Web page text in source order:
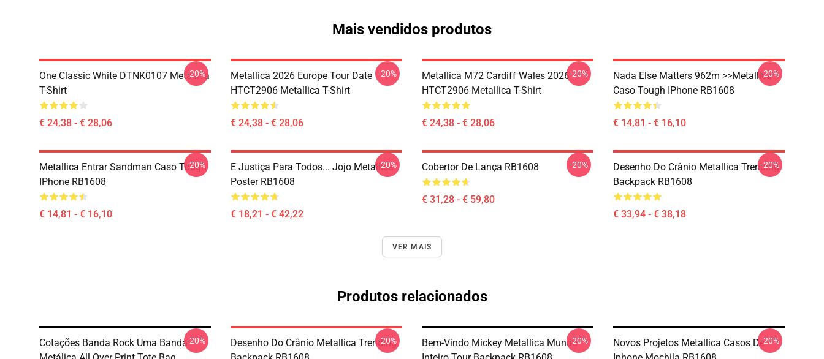
Mais vendidos produtos
One Classic White DTNK0107 Metallica
T-Shirt
€ 24,38 - € 28,06
-20%
Metallica 2026 Europe Tour Date
HTCT2906 Metallica T-Shirt
€ 24,38 - € 28,06
-20%
Metallica M72 Cardiff Wales 2026
HTCT2906 Metallica T-Shirt
€ 24,38 - € 28,06
-20%
Nada Else Matters 962m >>metallica
Caso Tough IPhone RB1608
€ 14,81 - € 16,10
-20%
Metallica Entrar Sandman Caso Tough
IPhone RB1608
€ 14,81 - € 16,10
-20%
E Justiça Para Todos... Jojo Metallica
Poster RB1608
€ 18,21 - € 42,22
-20% Cobertor De Lança RB1608
€ 31,28 - € 59,80
-20%
Desenho Do Crânio Metallica Trending
Backpack RB1608
€ 33,94 - € 38,18
-20%
VER MAIS
Produtos relacionados
Cotações Banda Rock Uma Banda-20%
Desenho Do Crânio Metallica Trending
-20%
Bem-Vindo Mickey Metallica Mundo-20%
Novos Projetos Metallica Casos De-20%